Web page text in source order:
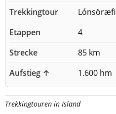
Trekkingtouren in Island
Lónsöræfi
4
85 km
1.600 hm